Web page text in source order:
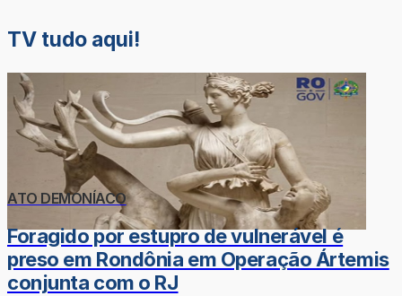
TV tudo aqui!
ATO DEMONÍACO
Foragido por estupro de vulnerável é
preso em Rondônia em Operação Ártemis
conjunta com o RJ